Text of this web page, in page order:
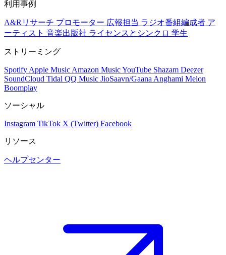
利用事例
A&Rリサーチ プロモーター 広報担当 ラジオ番組編成者 ア
ーティスト 音楽出版社 ライセンスとシンクロ 学生
ストリーミング
Spotify Apple Music Amazon MusicYouTube Shazam Deezer
SoundCloud Tidal QQ Music JioSaavn/Gaana Anghami Melon
Boomplay
ソーシャル
Instagram TikTok X (Twitter) Facebook
リソース
ヘルプセンター